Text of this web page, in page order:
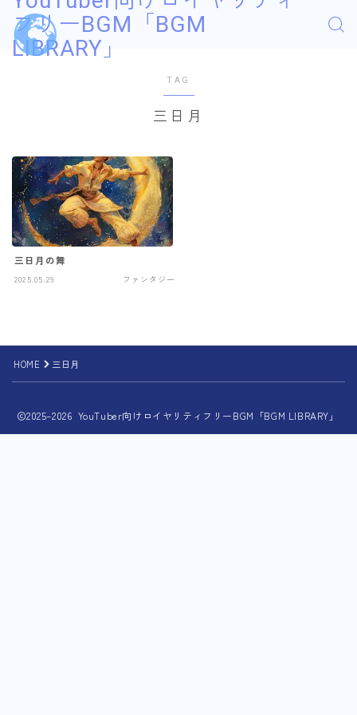
フリーBGM「BGM
LIBRARY」
TAG
三日月
三日月の舞
2025.05.29 ファンタジー
HOME 三日月
2025–2026 YouTuber向けロイヤリティフリーBGM「BGM LIBRARY」